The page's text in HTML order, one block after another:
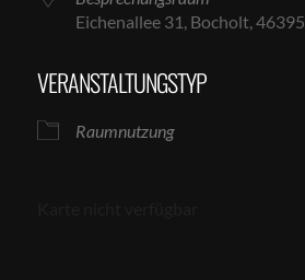
Eichenallee 31, Bocholt, 46395
VERANSTALTUNGSTYP
Raumnutzung